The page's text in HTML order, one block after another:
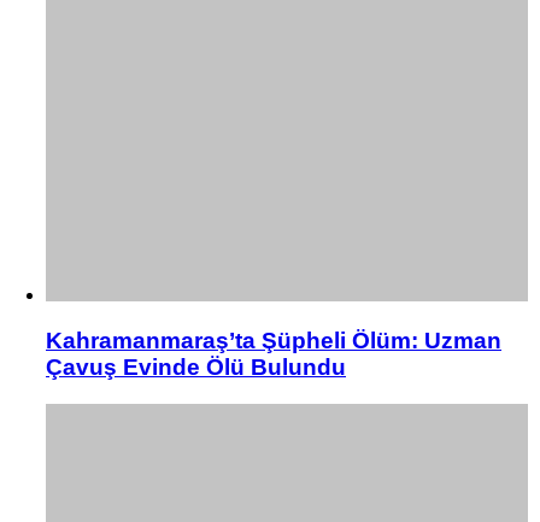
Kahramanmaraş’ta Şüpheli Ölüm: Uzman
Çavuş Evinde Ölü Bulundu